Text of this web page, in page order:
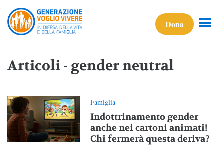
Dona
Articoli - gender neutral
Famiglia
Indottrinamento gender
anche nei cartoni animati!
Chi fermerà questa deriva?